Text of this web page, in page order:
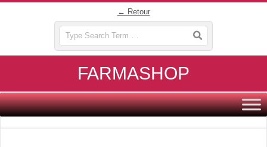
← Retour
FARMASHOP
Primary
Navigation